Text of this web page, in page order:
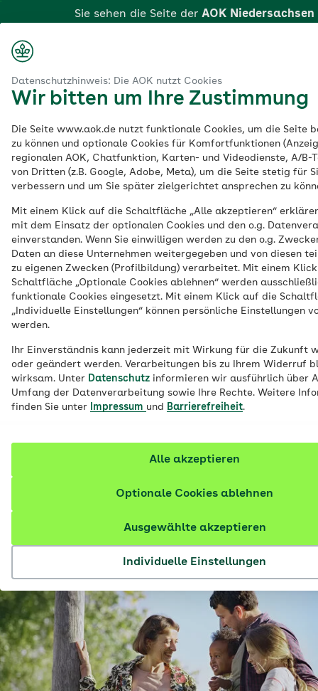
Datenschutzhinweis: Die AOK nutzt Cookies
Wir bitten um Ihre Zustimmung
Die Seite www.aok.de nutzt funktionale Cookies, um die Seite
zu können und optionale Cookies für Komfortfunktionen
regionalen AOK, Chatfunktion, Karten- und Videodienste, A/B-
von Dritten (z.B. Google, Adobe, Meta), um die Seite stetig für
verbessern und um Sie später zielgerichtet ansprechen zu
Mit einem Klick auf die Schaltfläche „Alle akzeptieren“
mit dem Einsatz der optionalen Cookies und den o.g.
einverstanden. Wenn Sie einwilligen werden zu den o.g.
Daten an diese Unternehmen weitergegeben und von diesen
zu eigenen Zwecken (Profilbildung) verarbeitet. Mit einem
Schaltfläche „Optionale Cookies ablehnen“ werden
funktionale Cookies eingesetzt. Mit einem Klick auf die
„Individuelle Einstellungen“ können persönliche Einstellungen
werden.
Ihr Einverständnis kann jederzeit mit Wirkung für die Zukunft
oder geändert werden. Verarbeitungen bis zu Ihrem Widerruf
wirksam. Unter Datenschutz informieren wir ausführlich über
Umfang der Datenverarbeitung sowie Ihre Rechte. Weitere
finden Sie unter
Impressum und Barrierefreiheit.
Individuelle Einstellungen
Ausgewählte akzeptieren
Optionale Cookies ablehnen
Alle akzeptieren
Hauptinhalt
springen
Sie sehen die Seite der AOK Niedersachsen
Die elektronische
Patientenakte (ePA):
Wir machen Sie
startklar!
Eine Leistung der AOK Niedersachsen
Was kann die ePA? Wie nutze ich die ePA?
Diese Fragen sind gerade für viele
Menschen wichtig. Denn seit diesem Jahr
haben alle gesetzlich Versicherten eine
haben. Um einen guten Start zu
unterstützen, bietet die AOK
Niedersachsen kostenfreie